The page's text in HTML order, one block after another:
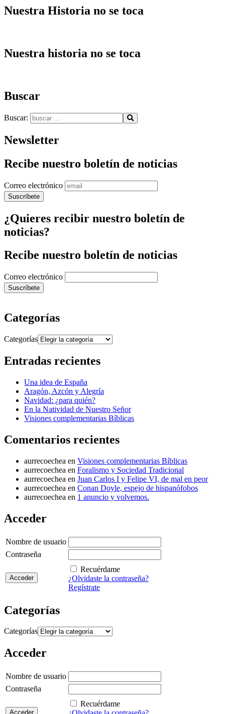
Nuestra Historia no se toca
Nuestra historia no se toca
Buscar
Buscar:
Newsletter
Recibe nuestro boletín de noticias
Correo electrónico
¿Quieres recibir nuestro boletín de
noticias?
Recibe nuestro boletín de noticias
Correo electrónico
Categorías
Categorías
Entradas recientes
Una idea de España
Aragón, Azcón y Alegría
Navidad: ¿para quién?
En la Natividad de Nuestro Señor
Visiones complementarias Bíblicas
Comentarios recientes
aurrecoechea en Visiones complementarias Bíblicas
aurrecoechea en Foralismo y Sociedad Tradicional
aurrecoechea en Juan Carlos I y Felipe VI, de mal en peor
aurrecoechea en Conan Doyle, espejo de hispanófobos
aurrecoechea en 1 anuncio y volvemos.
Acceder
Nombre de usuario
Contraseña
Recuérdame
¿Olvidaste la contraseña?
Regístrate
Categorías
Categorías
Acceder
Nombre de usuario
Contraseña
Recuérdame